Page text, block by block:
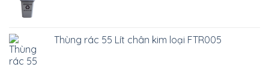
Thùng rác 55 Lít chân kim loại FTR005